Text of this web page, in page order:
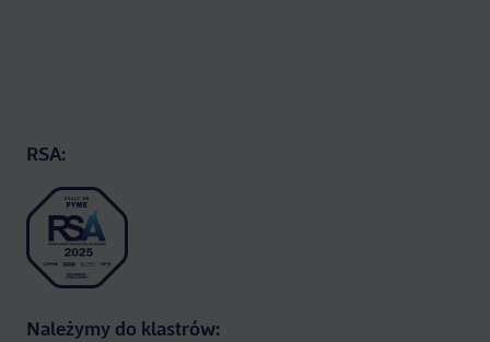
RSA:
Należymy do klastrów: